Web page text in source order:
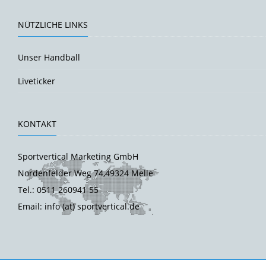
NÜTZLICHE LINKS
Unser Handball
Liveticker
KONTAKT
Sportvertical Marketing GmbH
Nordenfelder Weg 74,49324 Melle
Tel.: 0511 260941 55
Email: info (at) sportvertical.de